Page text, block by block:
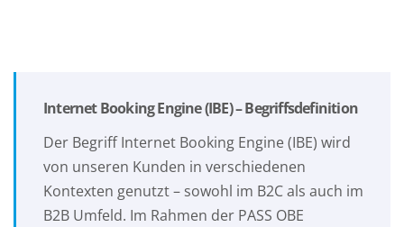
Internet Booking Engine (IBE) – Begriffsdefinition
Der Begriff Internet Booking Engine (IBE) wird
von unseren Kunden in verschiedenen
Kontexten genutzt – sowohl im B2C als auch im
B2B Umfeld. Im Rahmen der PASS OBE